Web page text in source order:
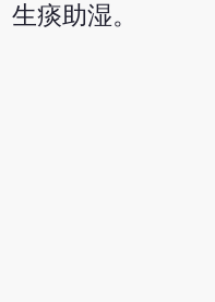
生痰助湿。